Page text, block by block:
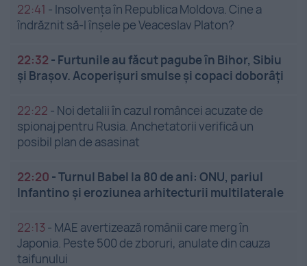
22:41 - Insolvenţa în Republica Moldova. Cine a
îndrăznit să-l înşele pe Veaceslav Platon?
22:32 - Furtunile au făcut pagube în Bihor, Sibiu
și Brașov. Acoperișuri smulse și copaci doborâți
22:22 - Noi detalii în cazul româncei acuzate de
spionaj pentru Rusia. Anchetatorii verifică un
posibil plan de asasinat
22:20 -Turnul Babel la 80 de ani: ONU, pariul
Infantino și eroziunea arhitecturii multilaterale
22:13 - MAE avertizează românii care merg în
Japonia. Peste 500 de zboruri, anulate din cauza
taifunului